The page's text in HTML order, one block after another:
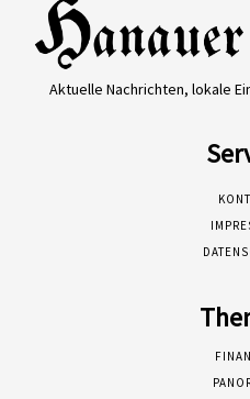
Aktuelle Nachrichten, lokale